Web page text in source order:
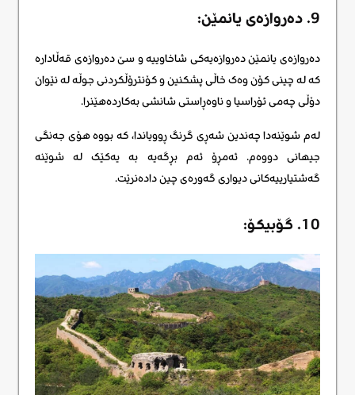
9. دەروازەی یانمێن:
دەروازەی یانمێن دەروازەیەکی شاخاوییە و سێ دەروازەی قەڵادارە
کە لە چینی کۆن وەک خاڵی پشکنین و کۆنترۆڵکردنی جوڵە لە نێوان
دۆڵی چەمی ئۆراسیا و ناوەڕاستی شانشی بەکاردەهێنرا.
لەم شوێنەدا چەندین شەڕی گرنگ ڕوویاندا، کە بووە هۆی جەنگی
جیهانی دووەم. ئەمڕۆ ئەم بڕگەیە بە یەکێک لە شوێنە
گەشتیارییەکانی دیواری گەورەی چین دادەنرێت.
10. گۆبیکۆ: